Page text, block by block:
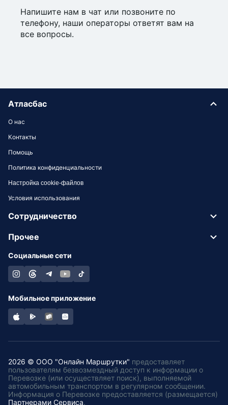
Напишите нам в чат или позвоните по
телефону, наши операторы ответят вам на
все вопросы.
Атласбас
О нас
Контакты
Помощь
Политика конфиденциальности
Настройка cookie-файлов
Условия использования
Сотрудничество
Прочее
Социальные сети
Мобильное приложение
2026 © ООО "Онлайн Маршрутки" предоставляет
пользователям безвозмездный доступ к информации о
Перевозке (или осуществляет поиск), выполняемой
автомобильным транспортом в регулярном сообщении.
Информация о Перевозке предоставляется (размещается)
Партнерами Сервиса.